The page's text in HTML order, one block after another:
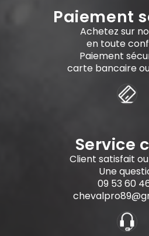
Paiement
Achetez sur
en toute
Paiement
carte bancaire
Service
Client satisfait
Une
09 53 60